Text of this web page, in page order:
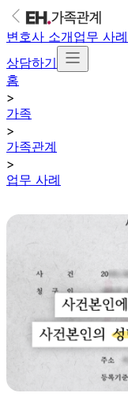
변호사 소개업무 사례
상담하기
홈
>
가족
>
가족관계
>
업무 사례